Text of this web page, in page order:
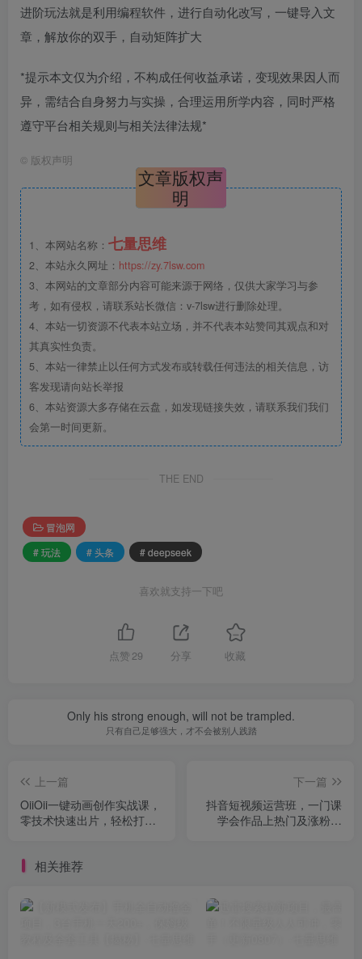
进阶玩法就是利用编程软件，进行自动化改写，一键导入文
章，解放你的双手，自动矩阵扩大
*提示本文仅为介绍，不构成任何收益承诺，变现效果因人而
异，需结合自身努力与实操，合理运用所学内容，同时严格
遵守平台相关规则与相关法律法规*
© 版权声明
文章版权声
明
1、本网站名称： 七量思维
2、本站永久网址： https://zy.7lsw.com
3、本网站的文章部分内容可能来源于网络，仅供大家学习与参
考，如有侵权，请联系站长微信：v-7lsw进行删除处理。
4、本站一切资源不代表本站立场，并不代表本站赞同其观点和对
其真实性负责。
5、本站一律禁止以任何方式发布或转载任何违法的相关信息，访
客发现请向站长举报
6、本站资源大多存储在云盘，如发现链接失效，请联系我们我们
会第一时间更新。
THE END
冒泡网
# 玩法
# 头条 # deepseek
喜欢就支持一下吧
点赞 29 分享 收藏
Only his strong enough, will not be trampled.
只有自己足够强大，才不会被别人践踏
上一篇
OiiOii一键动画创作实战课，
零技术快速出片，轻松打造
下一篇
抖音短视频运营班，一门课
学会作品上热门及涨粉技
相关推荐